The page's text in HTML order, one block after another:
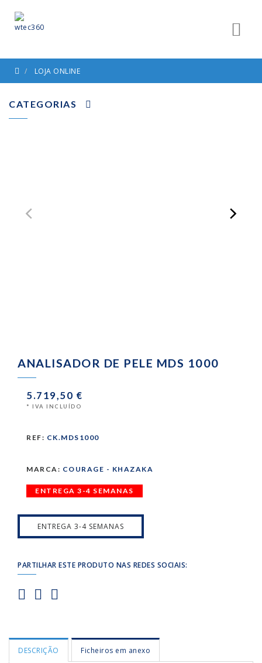
LOJA ONLINE
CATEGORIAS
ANALISADOR DE PELE MDS 1000
5.719,50 €
* IVA INCLUÍDO
REF: CK.MDS1000
MARCA: COURAGE - KHAZAKA
ENTREGA 3-4 SEMANAS
ENTREGA 3-4 SEMANAS
PARTILHAR ESTE PRODUTO NAS REDES SOCIAIS:
DESCRIÇÃO Ficheiros em anexo